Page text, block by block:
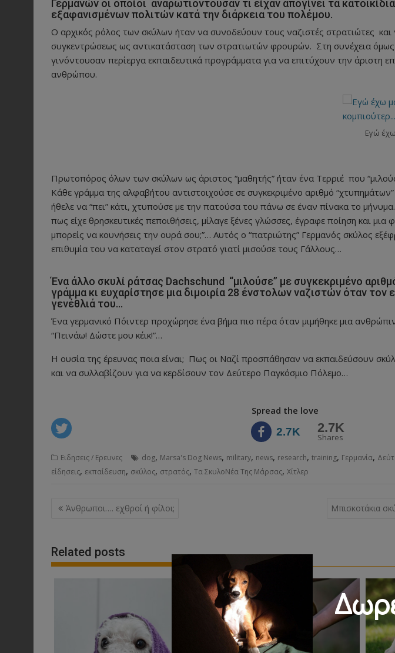
Γερμανών οι οποίοι αναρωτιόντουσαν τι είχαν απογίνει τα
εξαφανισμένων πολιτών κατά την διάρκεια του πολέμου.
Ο αρχικός ρόλος των σκύλων ήταν να συνοδεύουν τους ναζιστές στρατιώτες
συγκεντρώσεως ως αντικατάσταση των στρατιωτών φρουρών. Στη συνέχεια
γινόντουσαν περίεργα εκπαιδευτικά προγράμματα για να επιτύχουν την άριστη
ανθρώπου.
Εγώ
Πρωτοπόρος όλων των σκύλων ως άριστος “μαθητής” ήταν ένα Τερριέ που
Κάθε γράμμα της αλφαβήτου αντιστοιχούσε σε συγκεκριμένο αριθμό
ήθελε να “πει” κάτι, χτυπούσε με την πατούσα του πάνω σε έναν πίνακα το
πως είχε θρησκευτικές πεποιθήσεις, μίλαγε ξένες γλώσσες, έγραφε ποίηση και
μπορείς να κουνήσεις την ουρά σου;”… Αυτός ο “πατριώτης” Γερμανός σκύλος
επιθυμία του να καταταγεί στον στρατό γιατί μισούσε τους Γάλλους…
Ένα άλλο σκυλί ράτσας Dachschund “μιλούσε” με συγκεκριμένο
γράμμα κι ευχαρίστησε μια διμοιρία 28 ένστολων ναζιστών όταν τον
γενέθλιά του…
Ένα γερμανικό Πόιντερ προχώρησε ένα βήμα πιο πέρα όταν μιμήθηκε μια
“Πεινάω! Δώστε μου κέικ!”…
Η ουσία της έρευνας ποια είναι; Πως οι Ναζί προσπάθησαν να εκπαιδεύσουν
και να συλλαβίζουν για να κερδίσουν τον Δεύτερο Παγκόσμιο Πόλεμο…
Spread the love
2.7K 2.7K
Shares
Ειδησεις / Ερευνες dog, Marsa's Dog News, military, news, research, training, Γερμανία,
είδησεις, εκπαίδευση, σκύλος, στρατός, Τα ΣκυλοΝέα Της Μάρσας, Χίτλερ
Post
Άνθρωποι…. εχθροί ή φίλοι; Μπισκοτάκια
Related posts